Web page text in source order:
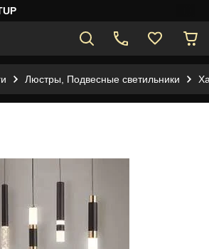
Люстры, Подвесные светильники